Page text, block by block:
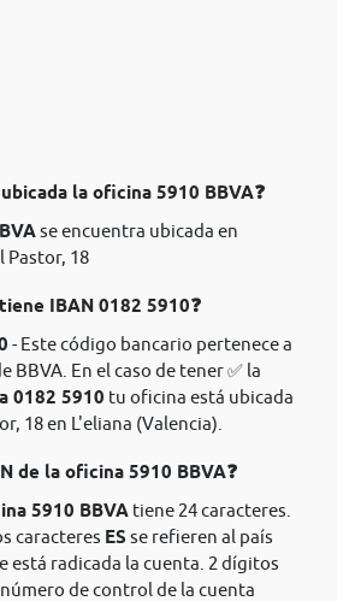
la oficina 5910 BBVA❓
se encuentra ubicada en
Pastor, 18
IBAN 0182 5910❓
- Este código bancario pertenece a
BBVA. En el caso de tener ✅ la
0182 5910 tu oficina está ubicada
18 en L'eliana (Valencia).
de la oficina 5910 BBVA❓
5910 BBVA tiene 24 caracteres.
caracteres ES se refieren al país
está radicada la cuenta. 2 dígitos
de control de la cuenta